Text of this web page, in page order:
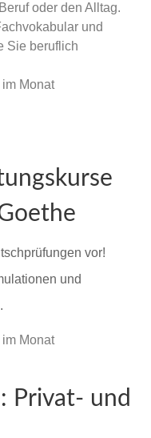
oder den Alltag.
und
Sie beruflich
Monat
vor!
und
Monat
Privat- und